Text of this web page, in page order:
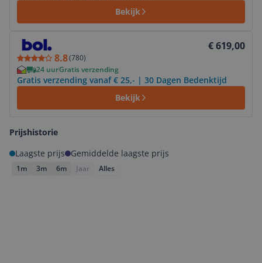
Bekijk
8.8(780)
€ 619,00
24 uurGratis verzending
Gratis verzending vanaf € 25,- | 30 Dagen Bedenktijd
Bekijk
Bekijk product
Prijshistorie
Laagste prijs
Gemiddelde laagste prijs
1m 3m 6m Jaar Alles